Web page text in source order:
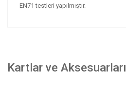
EN71 testleri yapılmıştır.
Kartlar ve Aksesuarları